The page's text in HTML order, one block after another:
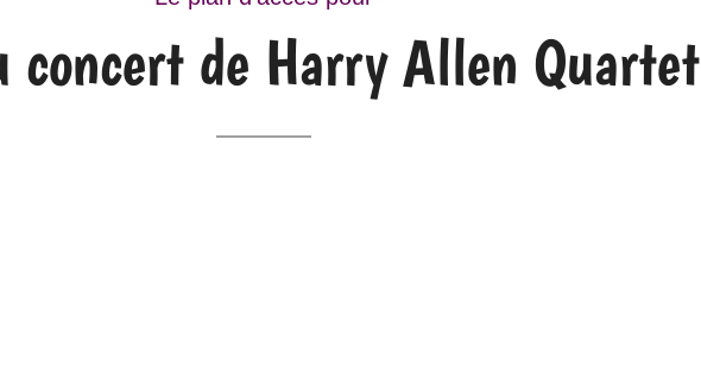
concert de Harry Allen Quartet